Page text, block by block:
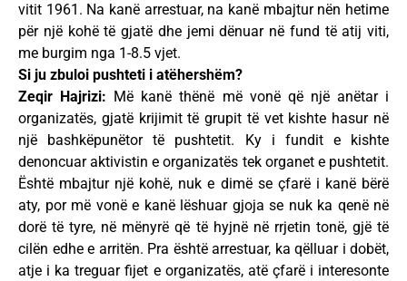
vitit 1961. Na kanë arrestuar, na kanë mbajtur nën hetime
për një kohë të gjatë dhe jemi dënuar në fund të atij viti,
me burgim nga 1-8.5 vjet.
Si ju zbuloi pushteti i atëhershëm?
Zeqir Hajrizi: Më kanë thënë më vonë që një anëtar i
organizatës, gjatë krijimit të grupit të vet kishte hasur në
një bashkëpunëtor të pushtetit. Ky i fundit e kishte
denoncuar aktivistin e organizatës tek organet e pushtetit.
Është mbajtur një kohë, nuk e dimë se çfarë i kanë bërë
aty, por më vonë e kanë lëshuar gjoja se nuk ka qenë në
dorë të tyre, në mënyrë që të hyjnë në rrjetin tonë, gjë të
cilën edhe e arritën. Pra është arrestuar, ka qëlluar i dobët,
atje i ka treguar fijet e organizatës, atë çfarë i interesonte